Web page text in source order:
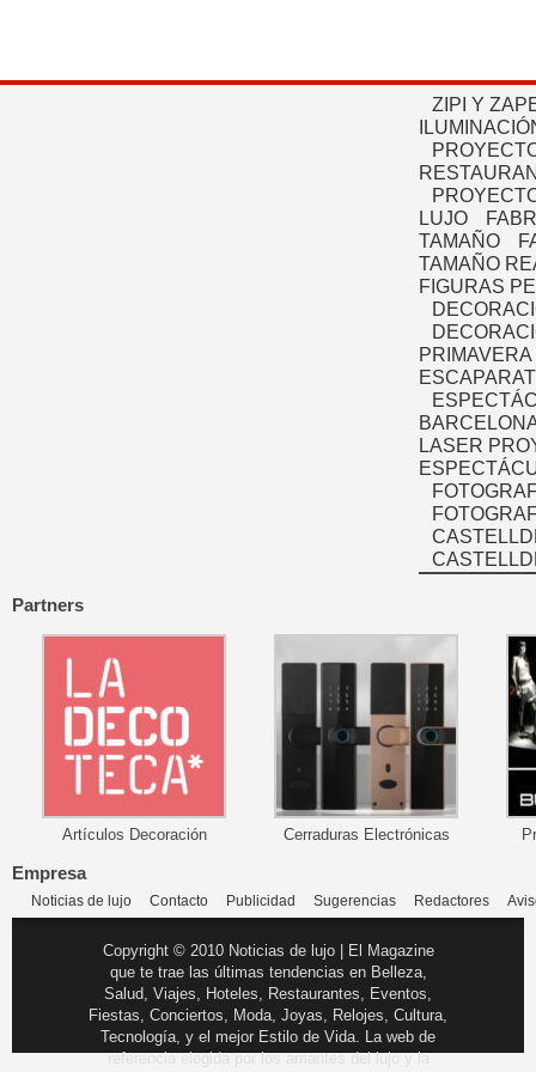
ZIPI Y
LUJO
TAMAÑO
TAMAÑO
FIGURAS
PRIMAVERA
LASER
Partners
Artículos Decoración Cerraduras Electrónicas
Empresa
Noticias de lujo Contacto Publicidad Sugerencias Redactores
Copyright © 2010 Noticias de lujo | El Magazine
que te trae las últimas tendencias en Belleza,
Salud, Viajes, Hoteles, Restaurantes, Eventos,
Fiestas, Conciertos, Moda, Joyas, Relojes, Cultura,
Tecnología, y el mejor Estilo de Vida. La web de
referencia elegida por los amantes del lujo y la